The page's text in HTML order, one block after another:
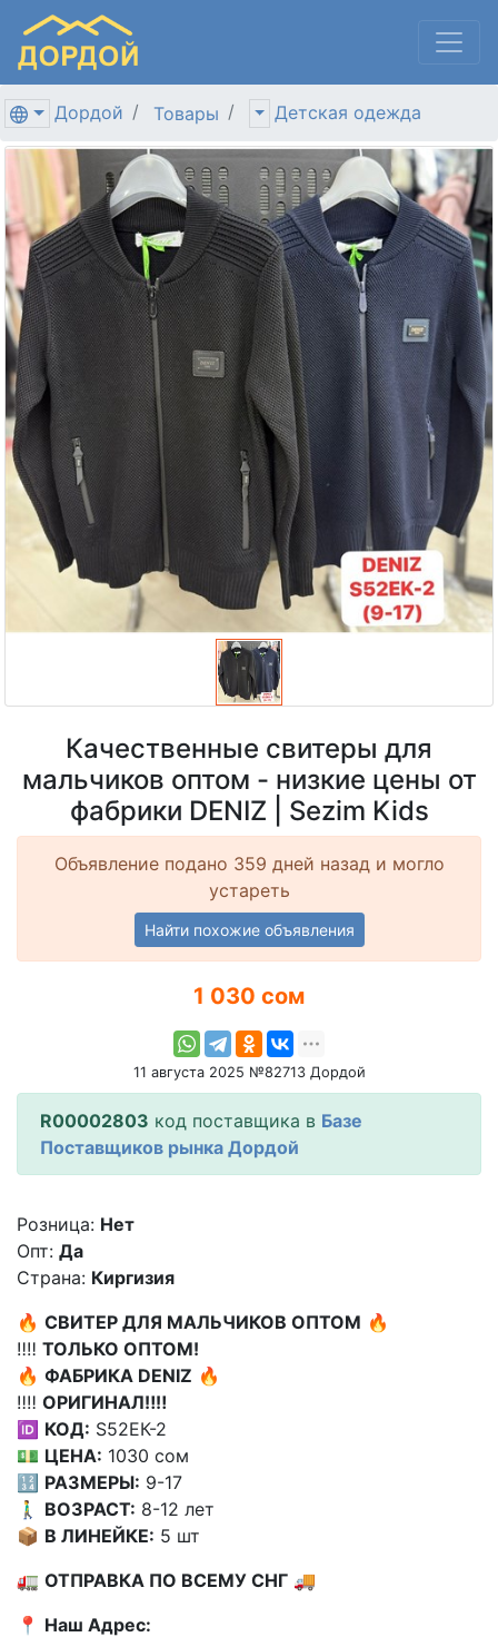
Дордой Товары Детская одежда
Качественные свитеры для
мальчиков оптом - низкие цены от
фабрики DENIZ | Sezim Kids
Объявление подано 359 дней назад и могло
устареть
Найти похожие объявления
1 030 сом
11 августа 2025 №82713 Дордой
R00002803 код поставщика в Базе
Поставщиков рынка Дордой
Розница: Нет
Опт: Да
Страна: Киргизия
🔥 СВИТЕР ДЛЯ МАЛЬЧИКОВ ОПТОМ 🔥
‼️‼️ ТОЛЬКО ОПТОМ!
🔥 ФАБРИКА DENIZ 🔥
‼️‼️ ОРИГИНАЛ‼️‼️
🆔 КОД: S52ЕК-2
💵 ЦЕНА: 1030 сом
🔢 РАЗМЕРЫ: 9-17
🚶‍♂️ ВОЗРАСТ: 8-12 лет
📦 В ЛИНЕЙКЕ: 5 шт
🚛 ОТПРАВКА ПО ВСЕМУ СНГ 🚚
📍 Наш Адрес: